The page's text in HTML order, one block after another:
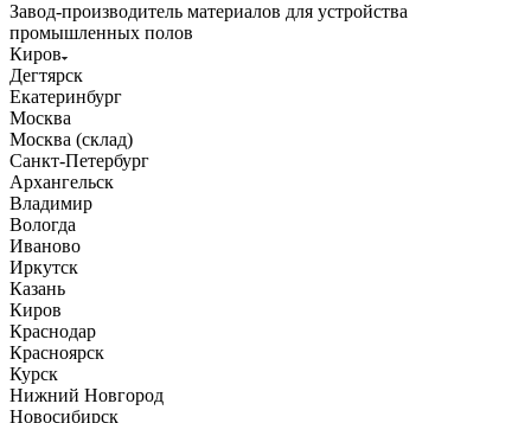
Завод-производитель материалов для устройства
промышленных полов
Киров
Дегтярск
Екатеринбург
Москва
Москва (склад)
Санкт-Петербург
Архангельск
Владимир
Вологда
Иваново
Иркутск
Казань
Киров
Краснодар
Красноярск
Курск
Нижний Новгород
Новосибирск